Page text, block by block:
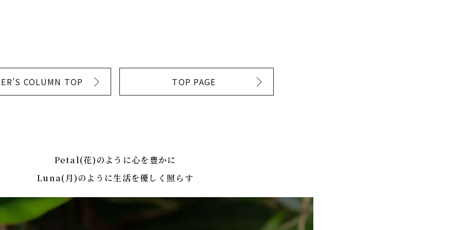
COLUMN TOP TOP PAGE
Petal(花)のように心を豊かに
Luna(月)のように生活を優しく照らす